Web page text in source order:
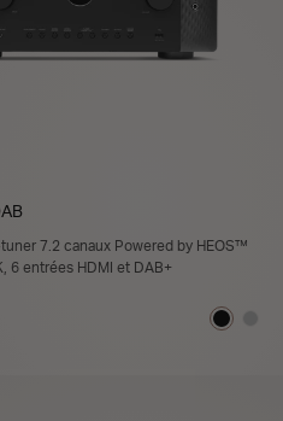
7.2 canaux Powered by HEOS™
6 entrées HDMI et DAB+